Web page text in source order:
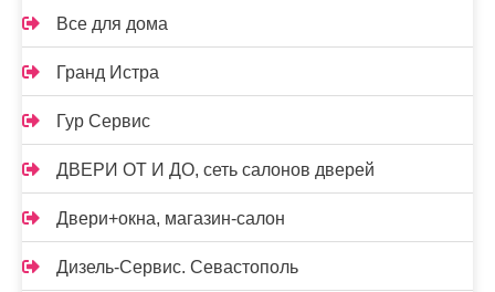
Все для дома
Гранд Истра
Гур Сервис
ДВЕРИ ОТ И ДО, сеть салонов дверей
Двери+окна, магазин-салон
Дизель-Сервис. Севастополь